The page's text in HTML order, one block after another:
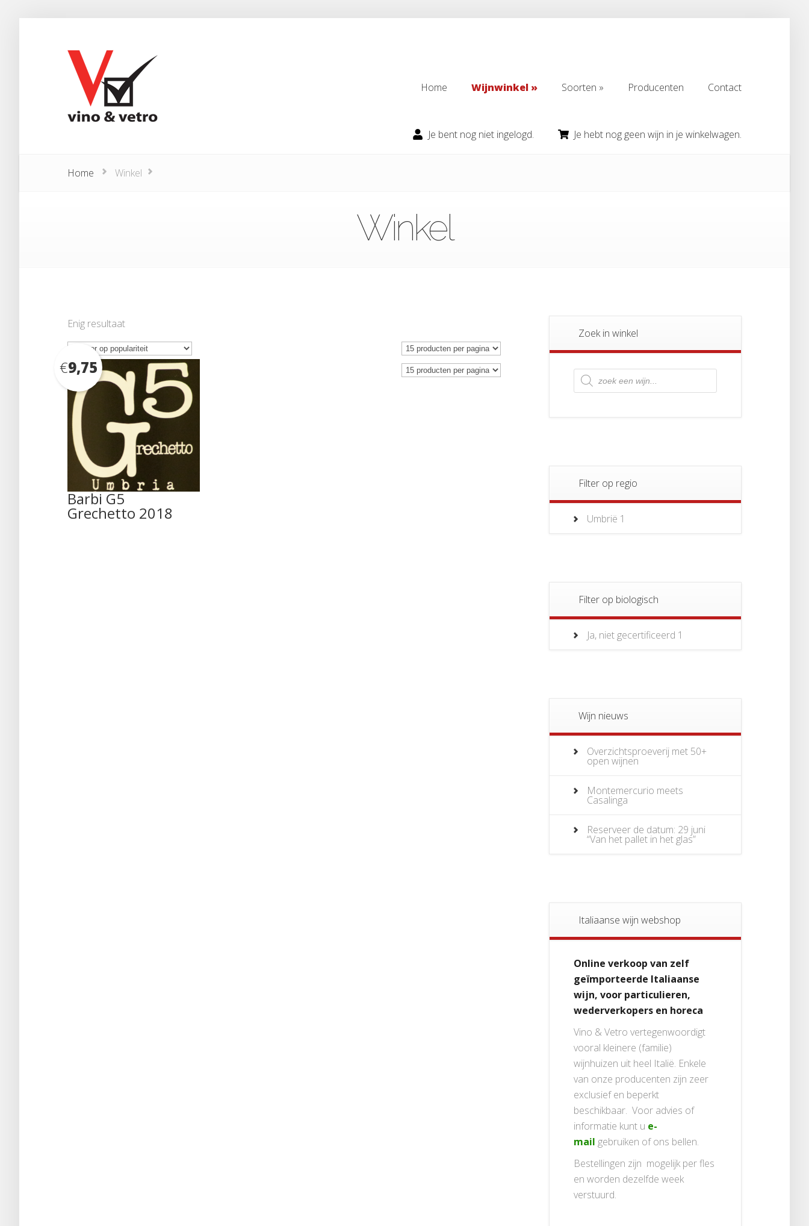
Home
Wijnwinkel
Soorten
Producenten
Contact
Je bent nog niet ingelogd.
Je hebt nog geen wijn in je winkelwagen.
Home Winkel
Winkel
Enig resultaat
Barbi G5
Grechetto 2018
€9,75
Zoek in winkel
Producten
zoeken
Filter op regio
Umbrië 1
Filter op biologisch
Ja, niet gecertificeerd 1
Wijn nieuws
Overzichtsproeverij met 50+
open wijnen
Montemercurio meets
Casalinga
Reserveer de datum: 29 juni
“Van het pallet in het glas”
Italiaanse wijn webshop
Online verkoop van zelf
geïmporteerde Italiaanse
wijn, voor particulieren,
wederverkopers en horeca
Vino & Vetro vertegenwoordigt
vooral kleinere (familie)
wijnhuizen uit heel Italië. Enkele
van onze producenten zijn zeer
exclusief en beperkt
beschikbaar. Voor advies of
informatie kunt u e-
mail gebruiken of ons bellen.
Bestellingen zijn mogelijk per fles
en worden dezelfde week
verstuurd.